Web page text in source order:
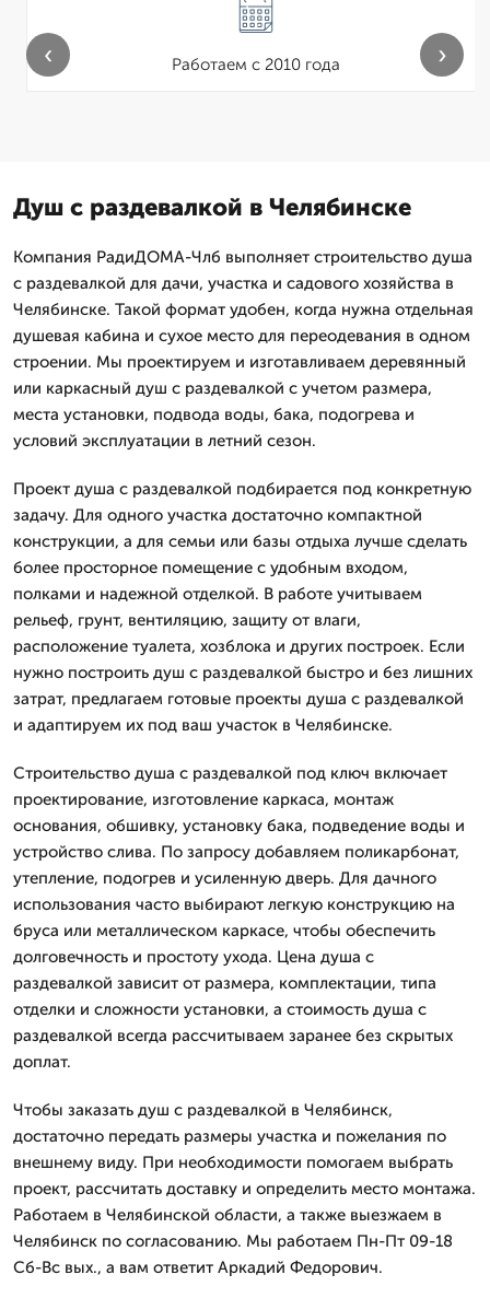
Работаем с 2010 года
‹ ›
Душ с раздевалкой в Челябинске
Компания РадиДОМА-Члб выполняет строительство душа
с раздевалкой для дачи, участка и садового хозяйства в
Челябинске. Такой формат удобен, когда нужна отдельная
душевая кабина и сухое место для переодевания в одном
строении. Мы проектируем и изготавливаем деревянный
или каркасный душ с раздевалкой с учетом размера,
места установки, подвода воды, бака, подогрева и
условий эксплуатации в летний сезон.
Проект душа с раздевалкой подбирается под конкретную
задачу. Для одного участка достаточно компактной
конструкции, а для семьи или базы отдыха лучше сделать
более просторное помещение с удобным входом,
полками и надежной отделкой. В работе учитываем
рельеф, грунт, вентиляцию, защиту от влаги,
расположение туалета, хозблока и других построек. Если
нужно построить душ с раздевалкой быстро и без лишних
затрат, предлагаем готовые проекты душа с раздевалкой
и адаптируем их под ваш участок в Челябинске.
Строительство душа с раздевалкой под ключ включает
проектирование, изготовление каркаса, монтаж
основания, обшивку, установку бака, подведение воды и
устройство слива. По запросу добавляем поликарбонат,
утепление, подогрев и усиленную дверь. Для дачного
использования часто выбирают легкую конструкцию на
бруса или металлическом каркасе, чтобы обеспечить
долговечность и простоту ухода. Цена душа с
раздевалкой зависит от размера, комплектации, типа
отделки и сложности установки, а стоимость душа с
раздевалкой всегда рассчитываем заранее без скрытых
доплат.
Чтобы заказать душ с раздевалкой в Челябинск,
достаточно передать размеры участка и пожелания по
внешнему виду. При необходимости помогаем выбрать
проект, рассчитать доставку и определить место монтажа.
Работаем в Челябинской области, а также выезжаем в
Челябинск по согласованию. Мы работаем Пн-Пт 09-18
Сб-Вс вых., а вам ответит Аркадий Федорович.